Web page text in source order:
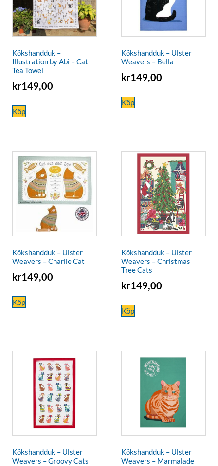
Kökshandduk –
Illustration by Abi – Cat
Tea Towel
kr149,00
Köp
Kökshandduk – Ulster
Weavers – Bella
kr149,00
Köp
Kökshandduk – Ulster
Weavers – Charlie Cat
kr149,00
Köp
Kökshandduk – Ulster
Weavers – Christmas
Tree Cats
kr149,00
Köp
Kökshandduk – Ulster
Weavers – Groovy Cats
Kökshandduk – Ulster
Weavers – Marmalade